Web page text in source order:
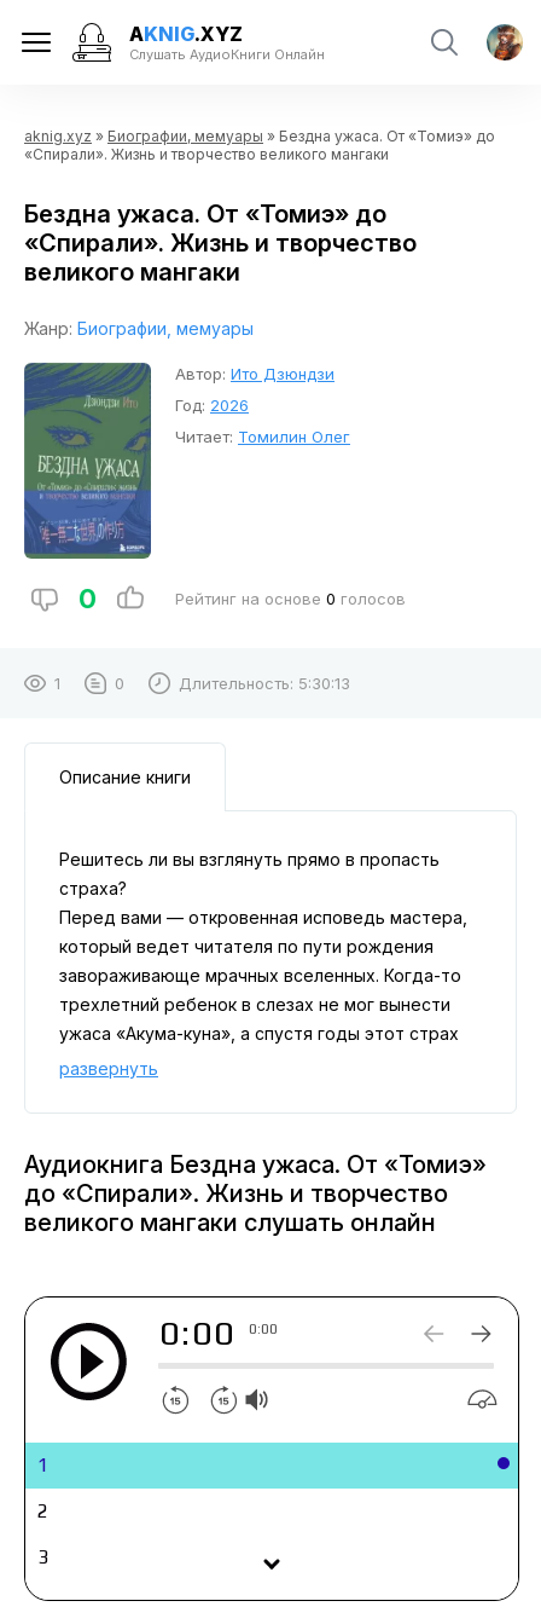
AKNIG.XYZ
Слушать АудиоКниги Онлайн
aknig.xyz » Биографии, мемуары » Бездна ужаса. От «Томиэ» до
«Спирали». Жизнь и творчество великого мангаки
Бездна ужаса. От «Томиэ» до
«Спирали». Жизнь и творчество
великого мангаки
Жанр: Биографии, мемуары
Автор: Ито Дзюндзи
Год: 2026
Читает: Томилин Олег
0 Рейтинг на основе 0 голосов
1 0 Длительность: 5:30:13
Описание книги
Решитесь ли вы взглянуть прямо в пропасть
страха?
Перед вами — откровенная исповедь мастера,
который ведет читателя по пути рождения
завораживающе мрачных вселенных. Когда-то
трехлетний ребенок в слезах не мог вынести
ужаса «Акума-куна», а спустя годы этот страх
превратился в сюжеты, вдохновленные его
Вот уже 38 лет признанный автор хоррор-манги
читателей по всему миру. Именно он подарил
жанру «Томиэ», «Спираль», «Соити» и другие
знаменитые истории, давно ставшие классикой
развернуть
Аудиокнига Бездна ужаса. От «Томиэ»
до «Спирали». Жизнь и творчество
великого мангаки слушать онлайн
0:00 0:00
1
2
3
4